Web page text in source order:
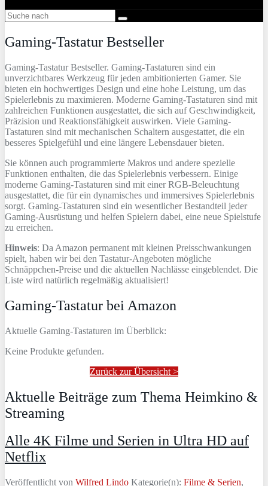
Gaming-Tastatur Bestseller
Gaming-Tastatur Bestseller. Gaming-Tastaturen sind ein
unverzichtbares Werkzeug für jeden ambitionierten Gamer. Sie
bieten ein hochwertiges Design und eine hohe Leistung, um das
Spielerlebnis zu maximieren. Moderne Gaming-Tastaturen sind mit
zahlreichen Funktionen ausgestattet, die sich auf Geschwindigkeit,
Präzision und Reaktionsfähigkeit auswirken. Viele Gaming-
Tastaturen sind mit mechanischen Schaltern ausgestattet, die ein
besseres Spielgefühl und eine längere Lebensdauer bieten.
Sie können auch programmierte Makros und andere spezielle
Funktionen enthalten, die das Spielerlebnis verbessern. Einige
moderne Gaming-Tastaturen sind mit einer RGB-Beleuchtung
ausgestattet, die für ein dynamisches und immersives Spielerlebnis
sorgt. Gaming-Tastaturen sind ein wesentlicher Bestandteil jeder
Gaming-Ausrüstung und helfen Spielern dabei, eine neue Spielstufe
zu erreichen.
Hinweis: Da Amazon permanent mit kleinen Preisschwankungen
spielt, haben wir bei den Tastatur-Angeboten mögliche
Schnäppchen-Preise und die aktuellen Nachlässe eingeblendet. Die
Liste wird natürlich regelmäßig aktualisiert!
Gaming-Tastatur bei Amazon
Aktuelle Gaming-Tastaturen im Überblick:
Keine Produkte gefunden.
Zurück zur Übersicht >
Aktuelle Beiträge zum Thema Heimkino &
Streaming
Alle 4K Filme und Serien in Ultra HD auf
Netflix
Veröffentlicht von Wilfred Lindo Kategorie(n): Filme & Serien,